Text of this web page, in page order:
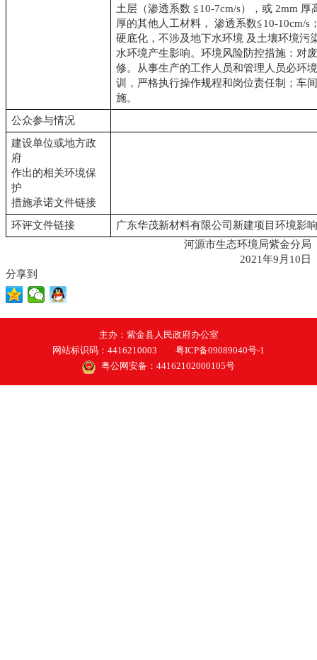
土层（渗透系数 ≦10-7cm/s），或 2mm
厚的其他人工材料， 渗透系数≦10-10cm/s
硬底化，不涉及地下水环境 及土壤环境污
水环境产生影响。环境风险防控措施：对
修。从事生产的工作人员和管理人员必环
训，严格执行操作规程和岗位责任制；车
施。
公众参与情况
建设单位或地方政
府
作出的相关环境保
护
措施承诺文件链接
环评文件链接
广东华茂新材料有限公司新建项目环境影
河源市生态环境局紫金分局
2021年9月10日
分享到
主办：紫金县人民政府办公室
网站标识码：4416210003
粤ICP备09089040号-1
粤公网安备：44162102000105号